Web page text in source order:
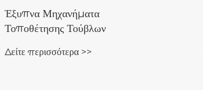
Έξυπνα Μηχανήματα
Τοποθέτησης Τούβλων
Δείτε περισσότερα >>